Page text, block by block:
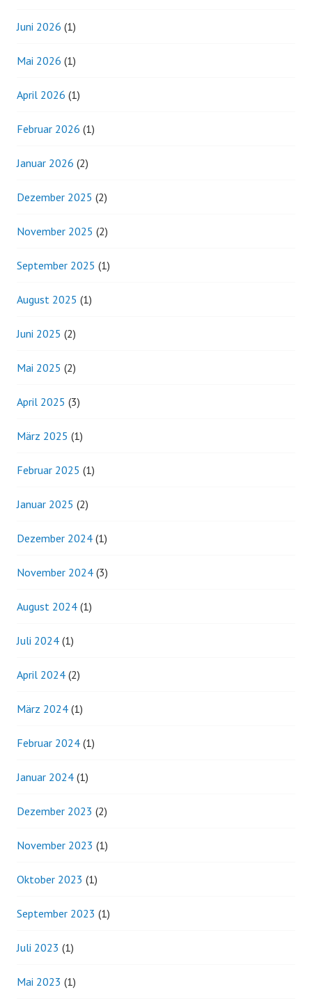
Juni 2026 (1)
Mai 2026 (1)
April 2026 (1)
Februar 2026 (1)
Januar 2026 (2)
Dezember 2025 (2)
November 2025 (2)
September 2025 (1)
August 2025 (1)
Juni 2025 (2)
Mai 2025 (2)
April 2025 (3)
März 2025 (1)
Februar 2025 (1)
Januar 2025 (2)
Dezember 2024 (1)
November 2024 (3)
August 2024 (1)
Juli 2024 (1)
April 2024 (2)
März 2024 (1)
Februar 2024 (1)
Januar 2024 (1)
Dezember 2023 (2)
November 2023 (1)
Oktober 2023 (1)
September 2023 (1)
Juli 2023 (1)
Mai 2023 (1)